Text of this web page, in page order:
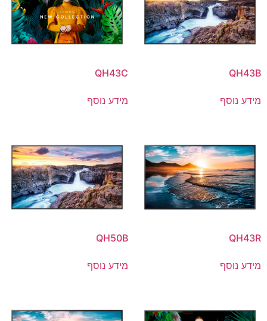
QH43B
מידע נוסף
QH43C
מידע נוסף
QH43R
מידע נוסף
QH50B
מידע נוסף